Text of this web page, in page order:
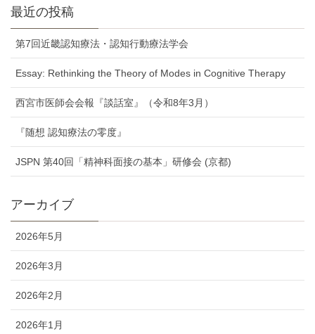
最近の投稿
第7回近畿認知療法・認知行動療法学会
Essay: Rethinking the Theory of Modes in Cognitive Therapy
西宮市医師会会報『談話室』（令和8年3月）
『随想 認知療法の零度』
JSPN 第40回「精神科面接の基本」研修会 (京都)
アーカイブ
2026年5月
2026年3月
2026年2月
2026年1月